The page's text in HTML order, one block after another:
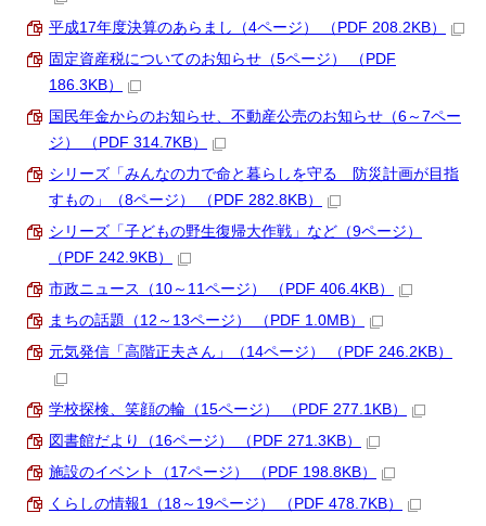
平成17年度決算のあらまし（4ページ） （PDF 208.2KB）
固定資産税についてのお知らせ（5ページ） （PDF
186.3KB）
国民年金からのお知らせ、不動産公売のお知らせ（6～7ペー
ジ） （PDF 314.7KB）
シリーズ「みんなの力で命と暮らしを守る 防災計画が目指
すもの」（8ページ） （PDF 282.8KB）
シリーズ「子どもの野生復帰大作戦」など（9ページ）
（PDF 242.9KB）
市政ニュース（10～11ページ） （PDF 406.4KB）
まちの話題（12～13ページ） （PDF 1.0MB）
元気発信「高階正夫さん」（14ページ） （PDF 246.2KB）
学校探検、笑顔の輪（15ページ） （PDF 277.1KB）
図書館だより（16ページ） （PDF 271.3KB）
施設のイベント（17ページ） （PDF 198.8KB）
くらしの情報1（18～19ページ） （PDF 478.7KB）